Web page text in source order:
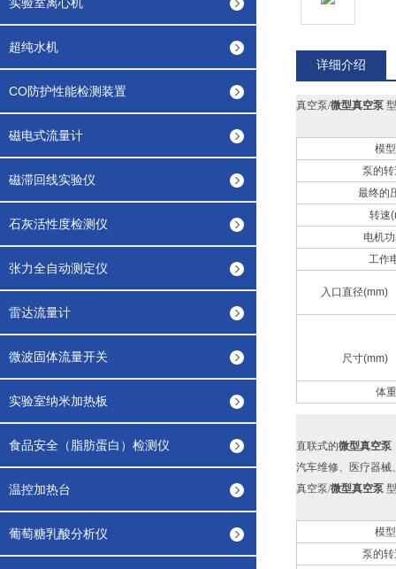
超纯水机
CO防护性能检测装置
磁电式流量计
磁滞回线实验仪
石灰活性度检测仪
张力全自动测定仪
雷达流量计
微波固体流量开关
实验室纳米加热板
食品安全（脂肪蛋白）检测仪
温控加热台
葡萄糖乳酸分析仪
详细介绍
真空泵/微型真空泵
模
泵的
最终的
转速
电机
工作
入口直径(mm)
尺寸(mm)
体
直联式的微型真空泵
汽车维修、医疗器
真空泵/微型真空泵
模
泵的